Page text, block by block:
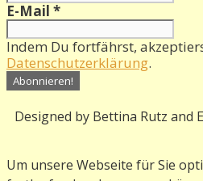
E-Mail *
Indem Du fortfährst,
Datenschutzerklärung.
Designed by Bettina Rutz and
Um unsere Webseite für Sie